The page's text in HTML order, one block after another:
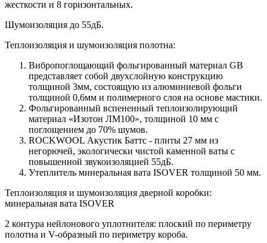
жесткости и 8 горизонтальных.
Шумоизоляция до 55дБ.
Теплоизоляция и шумоизоляция полотна:
Вибропоглощающий фольгированный материал GB
представляет собой двухслойную конструкцию
толщиной 3мм, состоящую из алюминиевой фольги
толщиной 0,6мм и полимерного слоя на основе мастики.
Фольгированный вспененный теплоизолирующий
материал «Изотон ЛМ100», толщиной 10 мм с
поглощением до 70% шумов.
ROCKWOOL Акустик Баттс - плиты 27 мм из
негорючей, экологически чистой каменной ваты с
повышенной звукоизоляцией 55дБ.
Утеплитель минеральная вата ISOVER толщиной 50 мм.
Теплоизоляция и шумоизоляция дверной коробки:
минеральная вата ISOVER
2 контура нейлонового уплотнителя: плоский по периметру
полотна и V-образный по периметру короба.